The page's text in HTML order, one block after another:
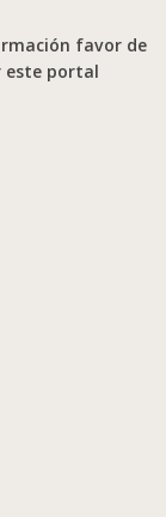
favor de
este portal